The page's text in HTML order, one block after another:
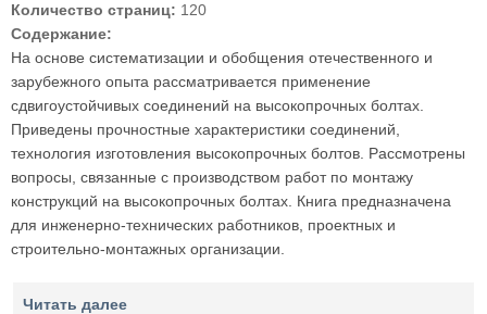
Количество страниц: 120
Содержание:
На основе систематизации и обобщения отечественного и
зарубежного опыта рассматривается применение
сдвигоустойчивых соединений на высокопрочных болтах.
Приведены прочностные характеристики соединений,
технология изготовления высокопрочных болтов. Рассмотрены
вопросы, связанные с производством работ по монтажу
конструкций на высокопрочных болтах. Книга предназначена
для инженерно-технических работников, проектных и
строительно-монтажных организации.
Читать далее